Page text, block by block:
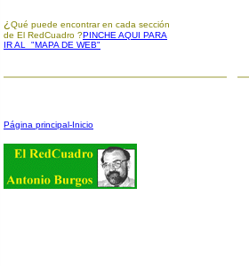
¿ Qué puede encontrar en cada sección
de El RedCuadro ?PINCHE AQUI PARA
IR AL "MAPA DE WEB"
Página principal-Inicio